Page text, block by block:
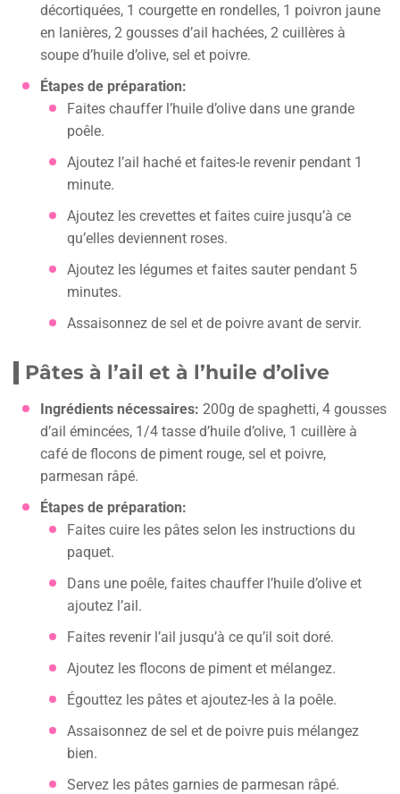
décortiquées, 1 courgette en rondelles, 1 poivron jaune
en lanières, 2 gousses d’ail hachées, 2 cuillères à
soupe d’huile d’olive, sel et poivre.
Étapes de préparation:
Faites chauffer l’huile d’olive dans une grande
poêle.
Ajoutez l’ail haché et faites-le revenir pendant 1
minute.
Ajoutez les crevettes et faites cuire jusqu’à ce
qu’elles deviennent roses.
Ajoutez les légumes et faites sauter pendant 5
minutes.
Assaisonnez de sel et de poivre avant de servir.
Pâtes à l’ail et à l’huile d’olive
Ingrédients nécessaires: 200g de spaghetti, 4 gousses
d’ail émincées, 1/4 tasse d’huile d’olive, 1 cuillère à
café de flocons de piment rouge, sel et poivre,
parmesan râpé.
Étapes de préparation:
Faites cuire les pâtes selon les instructions du
paquet.
Dans une poêle, faites chauffer l’huile d’olive et
ajoutez l’ail.
Faites revenir l’ail jusqu’à ce qu’il soit doré.
Ajoutez les flocons de piment et mélangez.
Égouttez les pâtes et ajoutez-les à la poêle.
Assaisonnez de sel et de poivre puis mélangez
bien.
Servez les pâtes garnies de parmesan râpé.